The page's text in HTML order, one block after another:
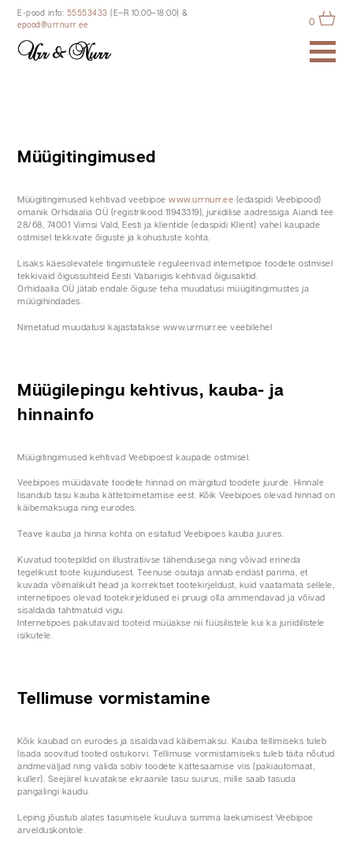
E-pood info: 55553433 (E–R 10:00–18:00) &
epood@urrnurr.ee
0
Müügitingimused
Müügitingimused kehtivad veebipoewww.urrnurr.ee (edaspidi Veebipood)
omanik Orhidaalia OÜ (registrikood 11943319), juriidilise aadressiga Aiandi tee
28/68, 74001 Viimsi Vald, Eesti ja klientide (edaspidi Klient) vahel kaupade
ostmisel tekkivate õiguste ja kohustuste kohta.
Lisaks käesolevatele tingimustele reguleerivad internetipoe toodete ostmisel
tekkivaid õigussuhteid Eesti Vabariigis kehtivad õigusaktid.
Orhidaalia OÜ jätab endale õiguse teha muudatusi müügitingimustes ja
müügihindades.
Nimetatud muudatusi kajastatakse www.urrnurr.ee veebilehel
Müügilepingu kehtivus, kauba- ja
hinnainfo
Müügitingimused kehtivad Veebipoest kaupade ostmisel.
Veebipoes müüdavate toodete hinnad on märgitud toodete juurde. Hinnale
lisandub tasu kauba kättetoimetamise eest. Kõik Veebipoes olevad hinnad on
käibemaksuga ning eurodes.
Teave kauba ja hinna kohta on esitatud Veebipoes kauba juures.
Kuvatud tootepildid on illustratiivse tähendusega ning võivad erineda
tegelikust toote kujundusest. Teenuse osutaja annab endast parima, et
kuvada võimalikult head ja korrektset tootekirjeldust, kuid vaatamata sellele,
internetipoes olevad tootekirjeldused ei pruugi olla ammendavad ja võivad
sisaldada tahtmatuid vigu.
Internetipoes pakutavaid tooteid müüakse nii füüsilistele kui ka juriidilistele
isikutele.
Tellimuse vormistamine
Kõik kaubad on eurodes ja sisaldavad käibemaksu. Kauba tellimiseks tuleb
lisada soovitud tooted ostukorvi. Tellimuse vormistamiseks tuleb täita nõutud
andmeväljad ning valida sobiv toodete kättesaamise viis (pakiautomaat,
kuller). Seejärel kuvatakse ekraanile tasu suurus, mille saab tasuda
pangalingi kaudu.
Leping jõustub alates tasumisele kuuluva summa laekumisest Veebipoe
arvelduskontole.